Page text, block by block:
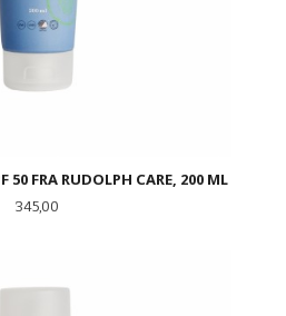
FRA RUDOLPH CARE, 200 ML
Pris
345,00